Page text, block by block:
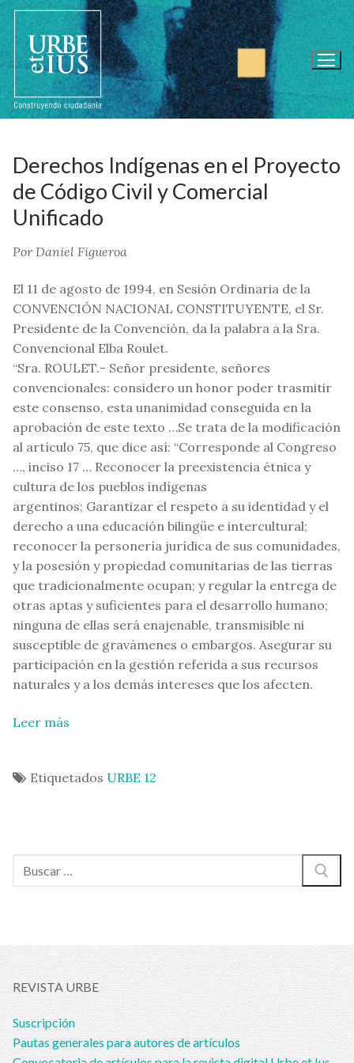
Ir
contenido
Derechos Indígenas en el Proyecto
de Código Civil y Comercial
Unificado
Por Daniel Figueroa
El 11 de agosto de 1994, en Sesión Ordinaria de la
CONVENCIÓN NACIONAL CONSTITUYENTE, el Sr.
Presidente de la Convención, da la palabra a la Sra.
Convencional Elba Roulet.
“Sra. ROULET.- Señor presidente, señores
convencionales: considero un honor poder trasmitir
este consenso, esta unanimidad conseguida en la
aprobación de este texto …Se trata de la modificación
al artículo 75, que dice así: “Corresponde al Congreso
…, inciso 17 … Reconocer la preexistencia étnica y
cultura de los pueblos indígenas
argentinos; Garantizar el respeto a su identidad y el
derecho a una educación bilingüe e intercultural;
reconocer la personería jurídica de sus comunidades,
y la posesión y propiedad comunitarias de las tierras
que tradicionalmente ocupan; y regular la entrega de
otras aptas y suficientes para el desarrollo humano;
ninguna de ellas será enajenable, transmisible ni
susceptible de gravámenes o embargos. Asegurar su
participación en la gestión referida a sus recursos
naturales y a los demás intereses que los afecten.
Leer más
Etiquetados URBE 12
Buscar:
REVISTA URBE
Suscripción
Pautas generales para autores de artículos